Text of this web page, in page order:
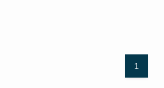
1